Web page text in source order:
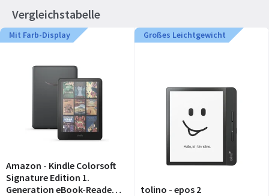
Vergleichstabelle
Mit Farb-Display
Amazon - Kindle Colorsoft
Signature Edition 1.
Generation eBook-Reader
Großes Leichtgewicht
tolino - epos 2